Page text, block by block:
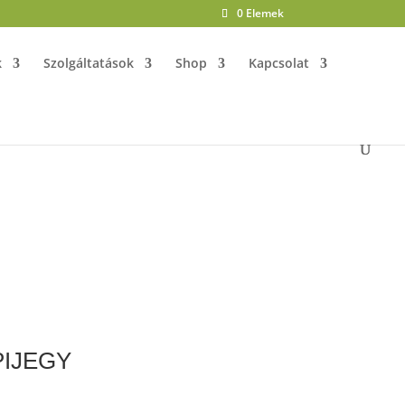
0 Elemek
Szolgáltatások Shop Kapcsolat